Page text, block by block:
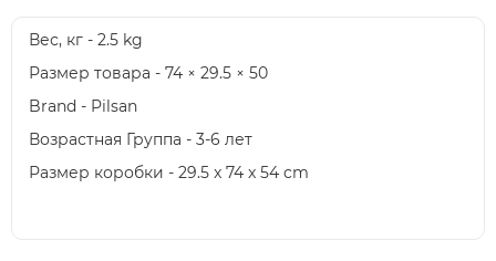
Вес, кг - 2.5 kg
Размер товара - 74 × 29.5 × 50
Brand - Pilsan
Возрастная Группа - 3-6 лет
Размер коробки - 29.5 x 74 x 54 cm